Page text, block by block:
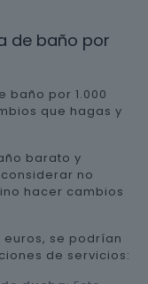
de baño por
baño por 1.000
que hagas y
barato y
no
hacer cambios
euros, se podrían
de servicios: